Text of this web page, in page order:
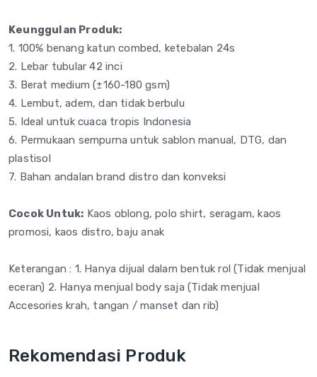
Keunggulan Produk:
1. 100% benang katun combed, ketebalan 24s
2. Lebar tubular 42 inci
3. Berat medium (±160-180 gsm)
4. Lembut, adem, dan tidak berbulu
5. Ideal untuk cuaca tropis Indonesia
6. Permukaan sempurna untuk sablon manual, DTG, dan
plastisol
7. Bahan andalan brand distro dan konveksi
Cocok Untuk: Kaos oblong, polo shirt, seragam, kaos
promosi, kaos distro, baju anak
Keterangan : 1. Hanya dijual dalam bentuk rol (Tidak menjual
eceran) 2. Hanya menjual body saja (Tidak menjual
Accesories krah, tangan / manset dan rib)
Rekomendasi Produk